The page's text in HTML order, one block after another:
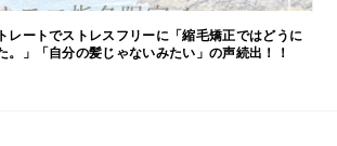
レートでストレスフリーに「縮毛矯正ではどうに
。」「自分の髪じゃないみたい」の声続出！！